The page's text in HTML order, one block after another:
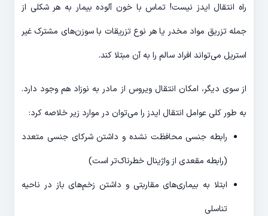
راه انتقال ایدز نیست! تماس با خون آلوده بیمار به هر شکلی از
جمله تزریق مواد مخدر یا هر نوع تزریقات با سوزن‌های مشترک غیر
استریل می‌تواند افراد سالم را به آن مبتلا کند.
از سوی دیگر، امکان انتقال ویروس از مادر به نوزاد هم وجود دارد.
به طور کلی عوامل انتقال ایدز را می‌توان در موارد زیر خلاصه کرد:
رابطه جنسی محافظت نشده و داشتن شرکای جنسی متعدد
(رابطه مقعدی از واژینال خطرناک‌تر است)
ابتلا به بیماری‌های مقاربتی و داشتن زخم‌های باز در ناحیه
تناسلی